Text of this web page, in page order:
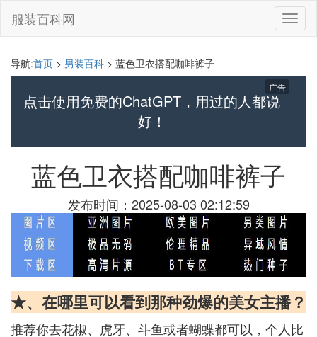
切
换
服装百科网
导航:首页 > 男装百科 > 蓝色卫衣搭配咖啡裤子
点击使用免费的ChatGPT，用过的人都说
好！
广告
蓝色卫衣搭配咖啡裤子
发布时间：2025-08-03 02:12:59
★、在哪里可以看到那种劲爆的美女主播？
推荐你去花椒、虎牙、斗鱼或者蝴蝶都可以，个人比